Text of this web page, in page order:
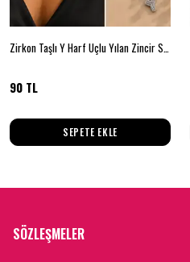
Zirkon Taşlı Y Harf Uçlu Yılan Zincir Silver Renk Kolye
90 TL
SEPETE EKLE
SÖZLEŞMELER